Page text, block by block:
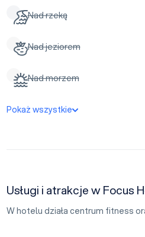
Nad rzeką
Nad jeziorem
Nad morzem
Pokaż wszystkie
Usługi i atrakcje w Focus
W hotelu działa centrum fitness